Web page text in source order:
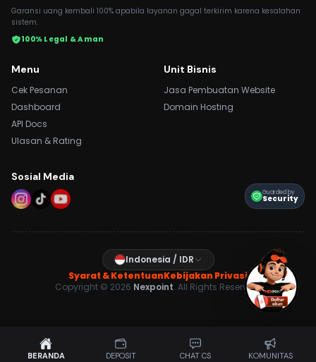
Garansi uang kembali 100% apabila layanan gagal terkirim karena kesalahan
sistem.
100% Legal & Aman
Menu
Cek Pesanan
Dashboard
API Docs
Ulasan & Rating
Unit Bisnis
Jasa Pembuatan Website
Domain Hosting
Sosial Media
Guarded by
Security
Copyright © 2026 Nexpoint. All Rights Reserved.
Syarat & KetentuanKebijakan Privasi
Indonesia / IDR
BERANDA DEPOSIT CHAT CS KOMUNITAS